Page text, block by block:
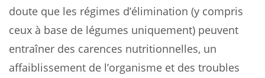
doute que les régimes d’élimination (y compris
ceux à base de légumes uniquement) peuvent
entraîner des carences nutritionnelles, un
affaiblissement de l’organisme et des troubles